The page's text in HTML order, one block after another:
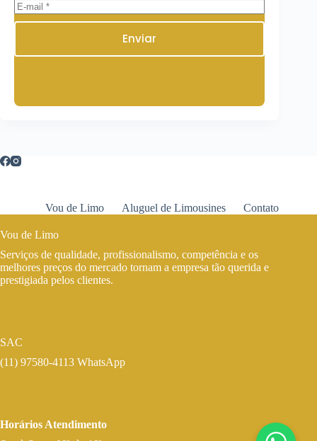
Enviar
Vou de Limo Aluguel de Limousines Contato
Vou de Limo
Serviços de qualidade, profissionalismo, competência e os
melhores preços do mercado tornam a empresa tão querida e
prestigiada pelos clientes.
SAC
(11) 97580-4113 WhatsApp
Horários Atendimento